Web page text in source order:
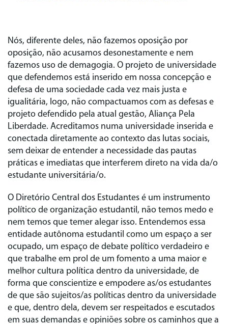
Nós, diferente deles, não fazemos oposição por
oposição, não acusamos desonestamente e nem
fazemos uso de demagogia. O projeto de universidade
que defendemos está inserido em nossa concepção e
defesa de uma sociedade cada vez mais justa e
igualitária, logo, não compactuamos com as defesas e
projeto defendido pela atual gestão, Aliança Pela
Liberdade. Acreditamos numa universidade inserida e
conectada diretamente ao contexto das lutas sociais,
sem deixar de entender a necessidade das pautas
práticas e imediatas que interferem direto na vida da/o
estudante universitária/o.
O Diretório Central dos Estudantes é um instrumento
político de organização estudantil, não temos medo e
nem temos que temer alegar isso. Entendemos essa
entidade autônoma estudantil como um espaço a ser
ocupado, um espaço de debate político verdadeiro e
que trabalhe em prol de um fomento a uma maior e
melhor cultura política dentro da universidade, de
forma que conscientize e empodere as/os estudantes
de que são sujeitos/as políticas dentro da universidade
e que, dentro dela, devem ser respeitados e escutados
em suas demandas e opiniões sobre os caminhos que a